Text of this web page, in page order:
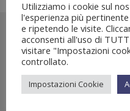
Utilizziamo i cookie sul
l'esperienza più
e ripetendo le visite.
acconsenti all'uso di
visitare "Impostazioni
controllato.
Impostazioni Cookie